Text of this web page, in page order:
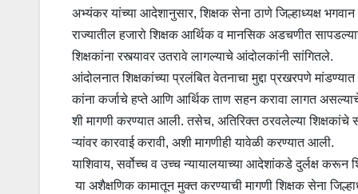
अभ्यंकर यांच्या आदेशानुसार, शिक्षक सेना ठाणे जिल्हाध्यक्ष
राज्यातील हजारो शिक्षक आर्थिक व मानसिक अडचणीत
शिक्षकांना रस्त्यावर उतरावे लागल्याचे आंदोलकांनी सांगितले.
आंदोलनात शिक्षकांच्या प्रलंबित वेतनाचा मुद्दा प्रखरपणे
कांना कर्जाचे हप्ते आणि आर्थिक ताण सहन करावा लागत
शी मागणी करण्यात आली. तसेच, अतिरिक्त ठरवलेल्या
ऱ्यांवर कारवाई करावी, अशी मागणीही यावेळी करण्यात आली.
याशिवाय, सर्वोच्च व उच्च न्यायालयाच्या आदेशांकडे दुर्लक्ष
या अशैक्षणिक कामातून मुक्त करण्याची मागणी शिक्षक सेना